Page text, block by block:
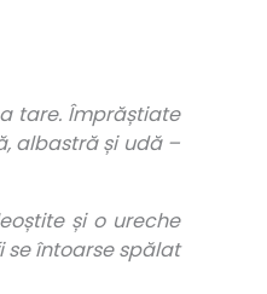
tare. Împrăștiate
albastră și udă –
și o ureche
se întoarse spălat